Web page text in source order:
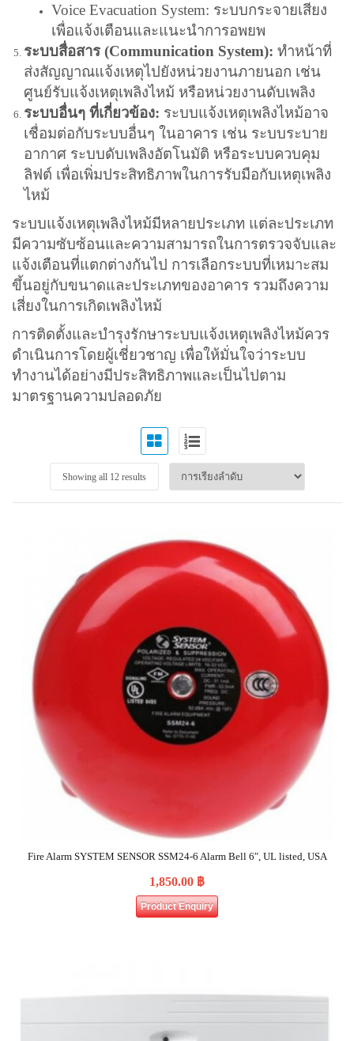
Voice Evacuation System: ระบบกระจายเสียง
เพื่อแจ้งเตือนและแนะนำการอพยพ
ระบบสื่อสาร (Communication System): ทำหน้าที่
ส่งสัญญาณแจ้งเหตุไปยังหน่วยงานภายนอก เช่น
ศูนย์รับแจ้งเหตุเพลิงไหม้ หรือหน่วยงานดับเพลิง
ระบบอื่นๆ ที่เกี่ยวข้อง: ระบบแจ้งเหตุเพลิงไหม้อาจ
เชื่อมต่อกับระบบอื่นๆ ในอาคาร เช่น ระบบระบาย
อากาศ ระบบดับเพลิงอัตโนมัติ หรือระบบควบคุม
ลิฟต์ เพื่อเพิ่มประสิทธิภาพในการรับมือกับเหตุเพลิง
ไหม้
ระบบแจ้งเหตุเพลิงไหม้มีหลายประเภท แต่ละประเภท
มีความซับซ้อนและความสามารถในการตรวจจับและ
แจ้งเตือนที่แตกต่างกันไป การเลือกระบบที่เหมาะสม
ขึ้นอยู่กับขนาดและประเภทของอาคาร รวมถึงความ
เสี่ยงในการเกิดเพลิงไหม้
การติดตั้งและบำรุงรักษาระบบแจ้งเหตุเพลิงไหม้ควร
ดำเนินการโดยผู้เชี่ยวชาญ เพื่อให้มั่นใจว่าระบบ
ทำงานได้อย่างมีประสิทธิภาพและเป็นไปตาม
มาตรฐานความปลอดภัย
Showing all 12 results
Fire Alarm SYSTEM SENSOR SSM24-6 Alarm Bell 6″, UL listed, USA
1,850.00 ฿
Product Enquiry